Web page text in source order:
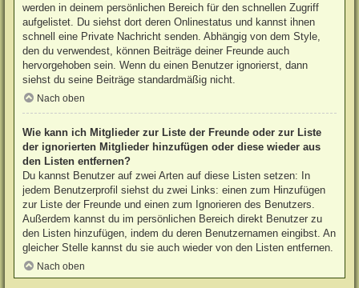
werden in deinem persönlichen Bereich für den schnellen Zugriff
aufgelistet. Du siehst dort deren Onlinestatus und kannst ihnen
schnell eine Private Nachricht senden. Abhängig von dem Style,
den du verwendest, können Beiträge deiner Freunde auch
hervorgehoben sein. Wenn du einen Benutzer ignorierst, dann
siehst du seine Beiträge standardmäßig nicht.
Nach oben
Wie kann ich Mitglieder zur Liste der Freunde oder zur Liste
der ignorierten Mitglieder hinzufügen oder diese wieder aus
den Listen entfernen?
Du kannst Benutzer auf zwei Arten auf diese Listen setzen: In
jedem Benutzerprofil siehst du zwei Links: einen zum Hinzufügen
zur Liste der Freunde und einen zum Ignorieren des Benutzers.
Außerdem kannst du im persönlichen Bereich direkt Benutzer zu
den Listen hinzufügen, indem du deren Benutzernamen eingibst. An
gleicher Stelle kannst du sie auch wieder von den Listen entfernen.
Nach oben